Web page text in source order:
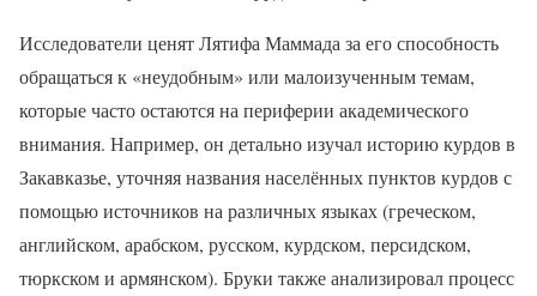
Исследователи ценят Лятифа Маммада за его способность
обращаться к «неудобным» или малоизученным темам,
которые часто остаются на периферии академического
внимания. Например, он детально изучал историю курдов в
Закавказье, уточняя названия населённых пунктов курдов с
помощью источников на различных языках (греческом,
английском, арабском, русском, курдском, персидском,
тюркском и армянском). Бруки также анализировал процесс